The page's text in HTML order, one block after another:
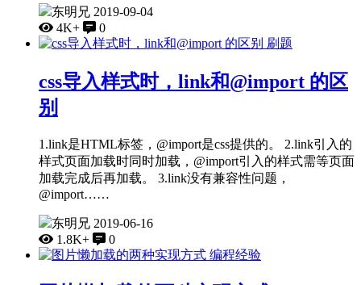
东明兄 2019-09-04
4K+
0
刷题
css导入样式时，link和@import 的区
别
1.link是HTML标签，@import是css提供的。 2.link引入的
样式页面加载时同时加载，@import引入的样式需等页面
加载完成后再加载。 3.link没有兼容性问题，
@import……
东明兄 2019-06-16
1.8K+
0
编程经验